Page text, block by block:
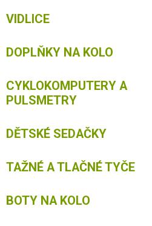
VIDLICE
DOPLŇKY NA KOLO
CYKLOKOMPUTERY A
PULSMETRY
DĚTSKÉ SEDAČKY
TAŽNÉ A TLAČNÉ TYČE
BOTY NA KOLO